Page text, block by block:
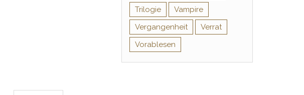
Trilogie
Vampire
Vergangenheit
Verrat
Vorablesen